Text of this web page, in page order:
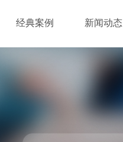
经典案例 新闻动态